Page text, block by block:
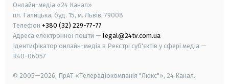
Онлайн-медіа «24 Канал»
пл. Галицька, буд. 15, м. Львів, 79008
Телефон +380 (32) 229-77-77
Адреса електронної пошти — legal@24tv.com.ua
Ідентифікатор онлайн-медіа в Реєстрі суб'єктів у сфері медіа —
R40-06057
© 2005—2026, ПрАТ «Телерадіокомпанія "Люкс"», 24 Канал.